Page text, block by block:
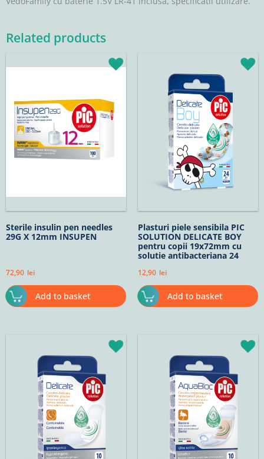
Related products
Sterile insulin pen needles
29G X 12mm INSUPEN
72,90 lei
Add to basket
Plasturi piele sensibila PIC
SOLUTION DELICATE BOY
pentru copii 19x72mm cu
solutie antibacteriana 24
12,90 lei
Add to basket